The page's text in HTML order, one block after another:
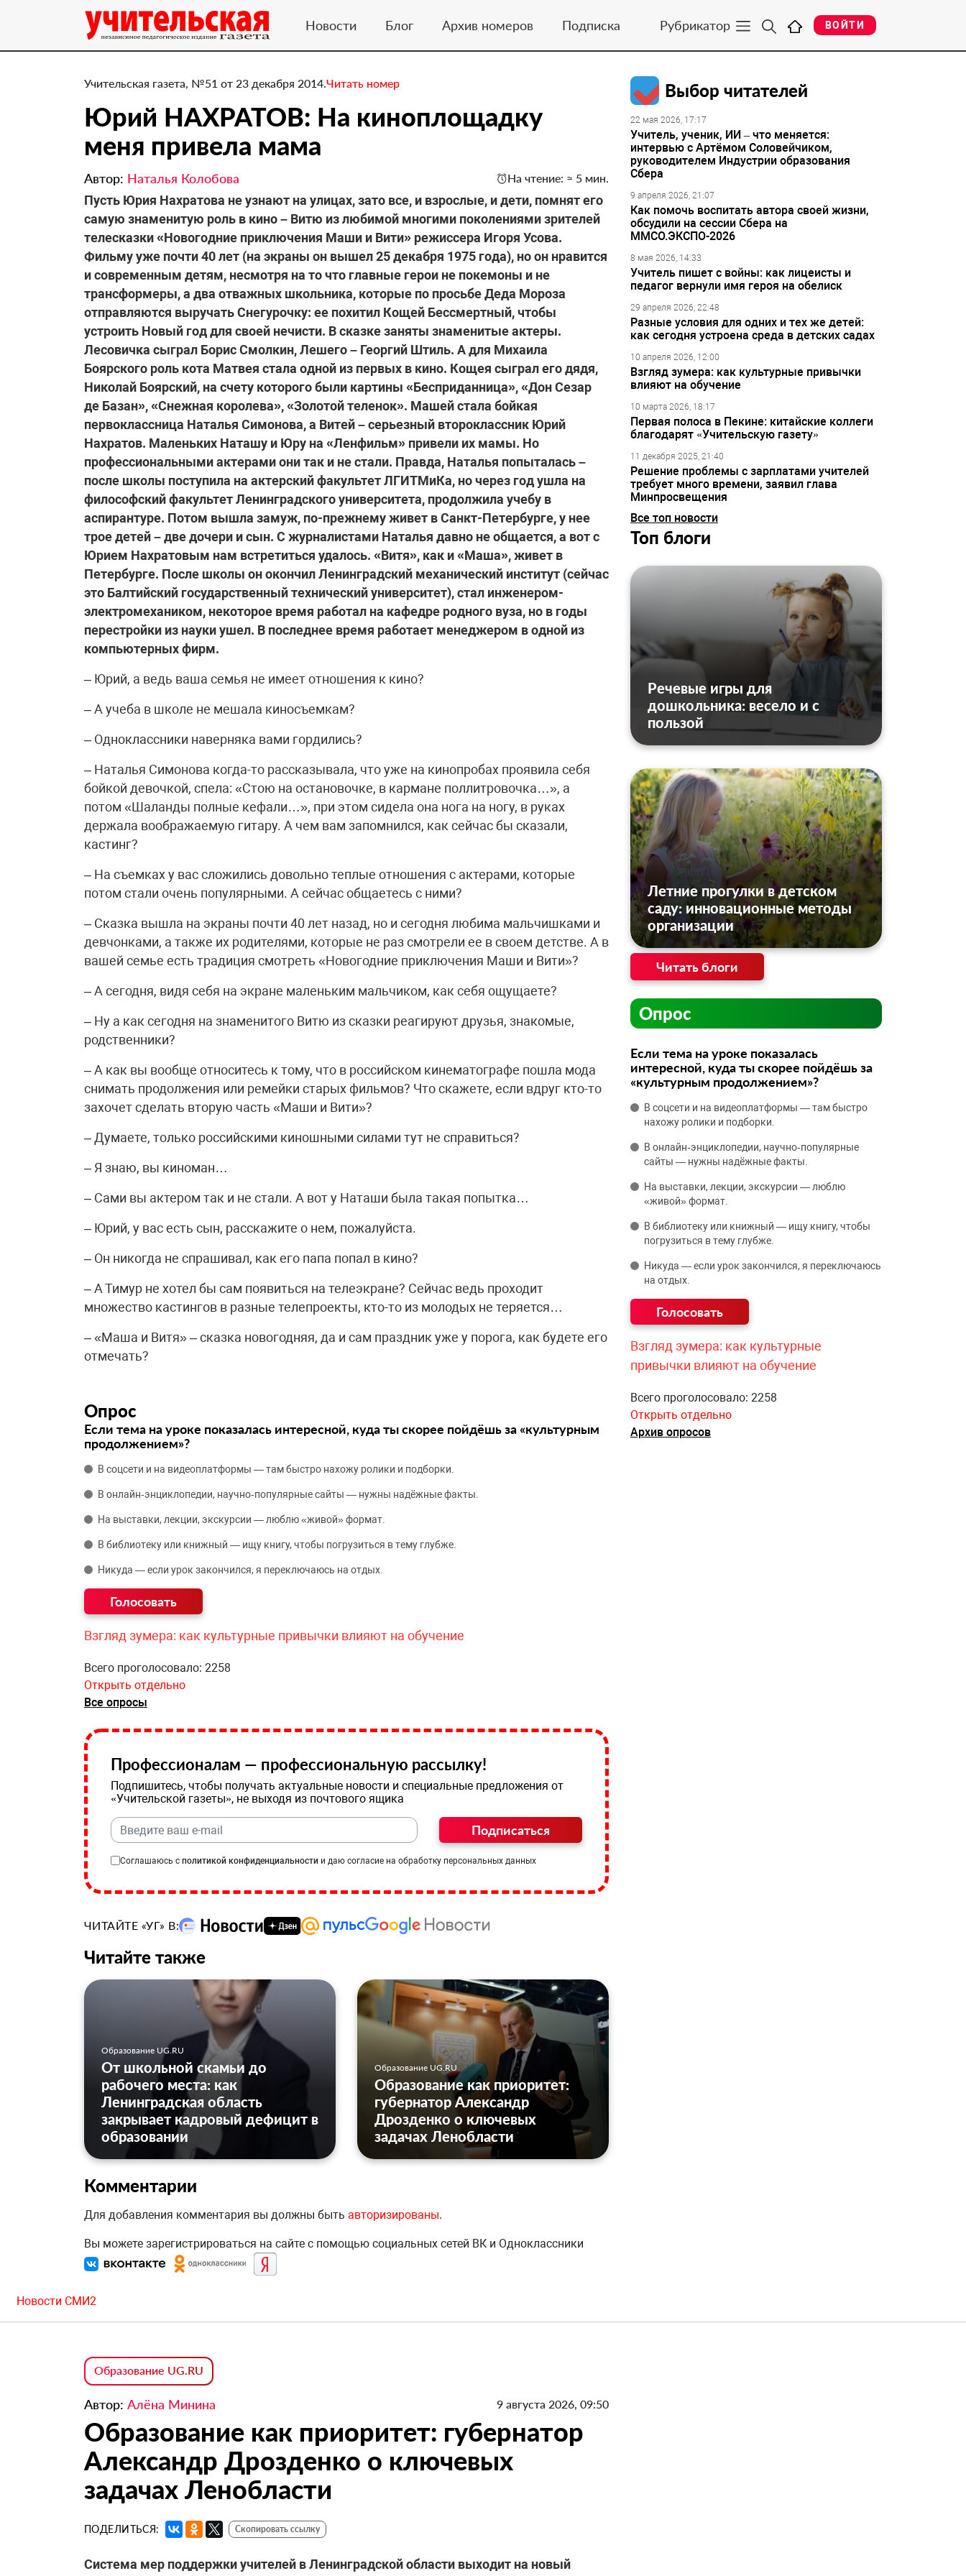
Новости Блог Архив номеров Подписка Рубрикатор ВОЙТИ
Учительская газета, №51 от 23 декабря 2014.Читать номер
Юрий НАХРАТОВ: На киноплощадку
меня привела мама
Автор: Наталья Колобова На чтение: ≈ 5 мин.
Пусть Юрия Нахратова не узнают на улицах, зато все, и взрослые, и дети, помнят его
самую знаменитую роль в кино – Витю из любимой многими поколениями зрителей
телесказки «Новогодние приключения Маши и Вити» режиссера Игоря Усова.
Фильму уже почти 40 лет (на экраны он вышел 25 декабря 1975 года), но он нравится
и современным детям, несмотря на то что главные герои не покемоны и не
трансформеры, а два отважных школьника, которые по просьбе Деда Мороза
отправляются выручать Снегурочку: ее похитил Кощей Бессмертный, чтобы
устроить Новый год для своей нечисти. В сказке заняты знаменитые актеры.
Лесовичка сыграл Борис Смолкин, Лешего – Георгий Штиль. А для Михаила
Боярского роль кота Матвея стала одной из первых в кино. Кощея сыграл его дядя,
Николай Боярский, на счету которого были картины «Бесприданница», «Дон Сезар
де Базан», «Снежная королева», «Золотой теленок». Машей стала бойкая
первоклассница Наталья Симонова, а Витей – серьезный второклассник Юрий
Нахратов. Маленьких Наташу и Юру на «Ленфильм» привели их мамы. Но
профессиональными актерами они так и не стали. Правда, Наталья попыталась –
после школы поступила на актерский факультет ЛГИТМиКа, но через год ушла на
философский факультет Ленинградского университета, продолжила учебу в
аспирантуре. Потом вышла замуж, по-прежнему живет в Санкт-Петербурге, у нее
трое детей – две дочери и сын. С журналистами Наталья давно не общается, а вот с
Юрием Нахратовым нам встретиться удалось. «Витя», как и «Маша», живет в
Петербурге. После школы он окончил Ленинградский механический институт (сейчас
это Балтийский государственный технический университет), стал инженером-
электромехаником, некоторое время работал на кафедре родного вуза, но в годы
перестройки из науки ушел. В последнее время работает менеджером в одной из
компьютерных фирм.
– Юрий, а ведь ваша семья не имеет отношения к кино?
– А учеба в школе не мешала киносъемкам?
– Одноклассники наверняка вами гордились?
– Наталья Симонова когда-то рассказывала, что уже на кинопробах проявила себя
бойкой девочкой, спела: «Стою на остановочке, в кармане поллитровочка…», а
потом «Шаланды полные кефали…», при этом сидела она нога на ногу, в руках
держала воображаемую гитару. А чем вам запомнился, как сейчас бы сказали,
кастинг?
– На съемках у вас сложились довольно теплые отношения с актерами, которые
потом стали очень популярными. А сейчас общаетесь с ними?
– Сказка вышла на экраны почти 40 лет назад, но и сегодня любима мальчишками и
девчонками, а также их родителями, которые не раз смотрели ее в своем детстве. А в
вашей семье есть традиция смотреть «Новогодние приключения Маши и Вити»?
– А сегодня, видя себя на экране маленьким мальчиком, как себя ощущаете?
– Ну а как сегодня на знаменитого Витю из сказки реагируют друзья, знакомые,
родственники?
– А как вы вообще относитесь к тому, что в российском кинематографе пошла мода
снимать продолжения или ремейки старых фильмов? Что скажете, если вдруг кто-то
захочет сделать вторую часть «Маши и Вити»?
– Думаете, только российскими киношными силами тут не справиться?
– Я знаю, вы киноман…
– Сами вы актером так и не стали. А вот у Наташи была такая попытка…
– Юрий, у вас есть сын, расскажите о нем, пожалуйста.
– Он никогда не спрашивал, как его папа попал в кино?
– А Тимур не хотел бы сам появиться на телеэкране? Сейчас ведь проходит
множество кастингов в разные телепроекты, кто-то из молодых не теряется…
– «Маша и Витя» – сказка новогодняя, да и сам праздник уже у порога, как будете его
отмечать?
Опрос
Если тема на уроке показалась интересной, куда ты скорее пойдёшь за «культурным
продолжением»?
В соцсети и на видеоплатформы — там быстро нахожу ролики и подборки.
В онлайн‑энциклопедии, научно‑популярные сайты — нужны надёжные факты.
На выставки, лекции, экскурсии — люблю «живой» формат.
В библиотеку или книжный — ищу книгу, чтобы погрузиться в тему глубже.
Никуда — если урок закончился, я переключаюсь на отдых.
Взгляд зумера: как культурные привычки влияют на обучение
Всего проголосовало: 2258
Открыть отдельно
Все опросы
Профессионалам — профессиональную рассылку!
Подпишитесь, чтобы получать актуальные новости и специальные предложения от
«Учительской газеты», не выходя из почтового ящика
Подписаться
Соглашаюсь с политикой конфиденциальности и даю согласие на обработку персональных данных
ЧИТАЙТЕ «УГ» В:
Читайте также
Образование UG.RU
От школьной скамьи до
рабочего места: как
Ленинградская область
закрывает кадровый дефицит в
образовании
Образование UG.RU
Образование как приоритет:
губернатор Александр
Дрозденко о ключевых
задачах Ленобласти
Комментарии
Для добавления комментария вы должны быть авторизированы.
Вы можете зарегистрироваться на сайте с помощью социальных сетей ВК и Одноклассники
Выбор читателей
22 мая 2026, 17:17
Учитель, ученик, ИИ – что меняется:
интервью с Артёмом Соловейчиком,
руководителем Индустрии образования
Сбера
9 апреля 2026, 21:07
Как помочь воспитать автора своей жизни,
обсудили на сессии Сбера на
ММСО.ЭКСПО-2026
8 мая 2026, 14:33
Учитель пишет с войны: как лицеисты и
педагог вернули имя героя на обелиск
29 апреля 2026, 22:48
Разные условия для одних и тех же детей:
как сегодня устроена среда в детских садах
10 апреля 2026, 12:00
Взгляд зумера: как культурные привычки
влияют на обучение
10 марта 2026, 18:17
Первая полоса в Пекине: китайские коллеги
благодарят «Учительскую газету»
11 декабря 2025, 21:40
Решение проблемы с зарплатами учителей
требует много времени, заявил глава
Минпросвещения
Все топ новости
Топ блоги
Речевые игры для
дошкольника: весело и с
пользой
Летние прогулки в детском
саду: инновационные методы
организации
Читать блоги
Опрос
Если тема на уроке показалась
интересной, куда ты скорее пойдёшь за
«культурным продолжением»?
В соцсети и на видеоплатформы — там быстро
нахожу ролики и подборки.
В онлайн‑энциклопедии, научно‑популярные
сайты — нужны надёжные факты.
На выставки, лекции, экскурсии — люблю
«живой» формат.
В библиотеку или книжный — ищу книгу, чтобы
погрузиться в тему глубже.
Никуда — если урок закончился, я переключаюсь
на отдых.
Взгляд зумера: как культурные
привычки влияют на обучение
Всего проголосовало: 2258
Открыть отдельно
Архив опросов
Новости СМИ2
Образование UG.RU
Автор: Алёна Минина 9 августа 2026, 09:50
Образование как приоритет: губернатор
Александр Дрозденко о ключевых
задачах Ленобласти
ПОДЕЛИТЬСЯ: Скопировать ссылку
Система мер поддержки учителей в Ленинградской области выходит на новый